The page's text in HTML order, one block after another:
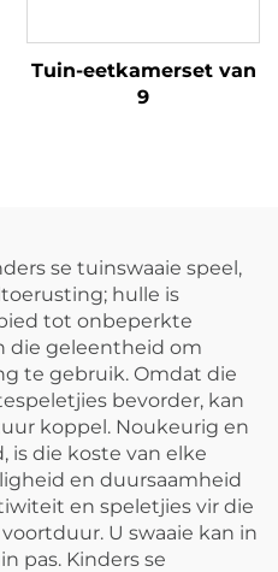
Tuin-eetkamerset van
9
se tuinswaaie speel,
hulle is
tot onbeperkte
die geleentheid om
te gebruik. Omdat die
bevorder, kan
koppel. Noukeurig en
die koste van elke
en duursaamheid
en speletjies vir die
U swaaie kan in
pas. Kinders se